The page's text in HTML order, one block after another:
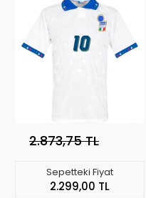
2.873,75 TL
Sepetteki Fiyat
2.299,00 TL